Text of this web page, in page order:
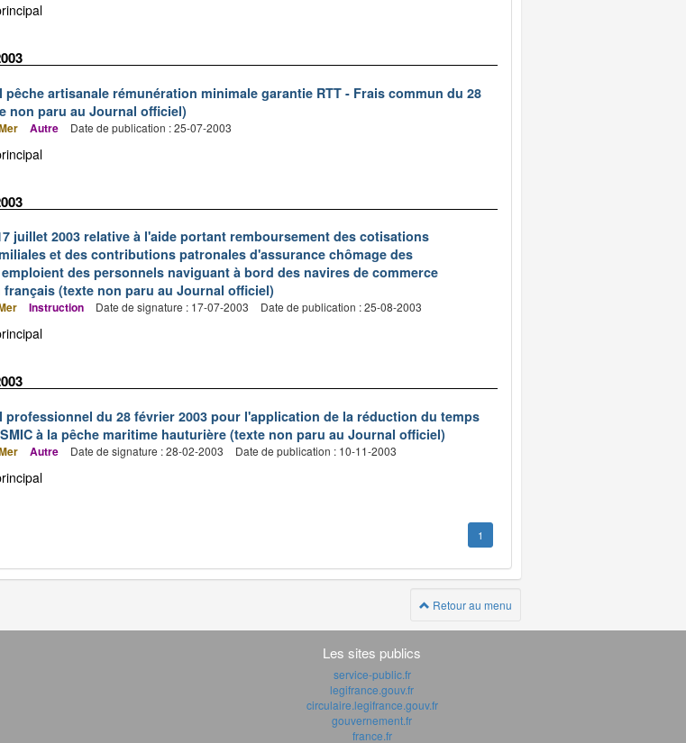
artisanale rémunération minimale garantie RTT - Frais commun du 28
non paru au Journal officiel)
Autre Date de publication : 25-07-2003
juillet 2003 relative à l'aide portant remboursement des cotisations
et des contributions patronales d'assurance chômage des
des personnels naviguant à bord des navires de commerce
(texte non paru au Journal officiel)
Instruction Date de signature : 17-07-2003 Date de publication : 25-08-2003
professionnel du 28 février 2003 pour l'application de la réduction du temps
à la pêche maritime hauturière (texte non paru au Journal officiel)
Autre Date de signature : 28-02-2003 Date de publication : 10-11-2003
1
Retour au menu
Les sites publics
service-public.fr
legifrance.gouv.fr
circulaire.legifrance.gouv.fr
gouvernement.fr
france.fr